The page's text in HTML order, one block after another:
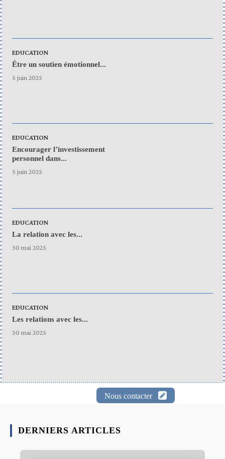
EDUCATION
Être un soutien émotionnel...
5 juin 2025
EDUCATION
Encourager l’investissement
personnel dans...
5 juin 2025
EDUCATION
La relation avec les...
30 mai 2025
EDUCATION
Les relations avec les...
30 mai 2025
Nous contacter
DERNIERS ARTICLES